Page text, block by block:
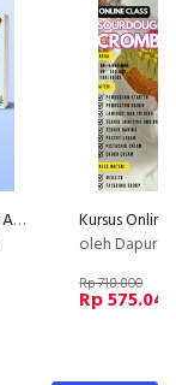
Menguasai Dasar Akuntansi : Fondasi Sukses Karir
oleh Dapur
Rp 718.800
Rp 575.040